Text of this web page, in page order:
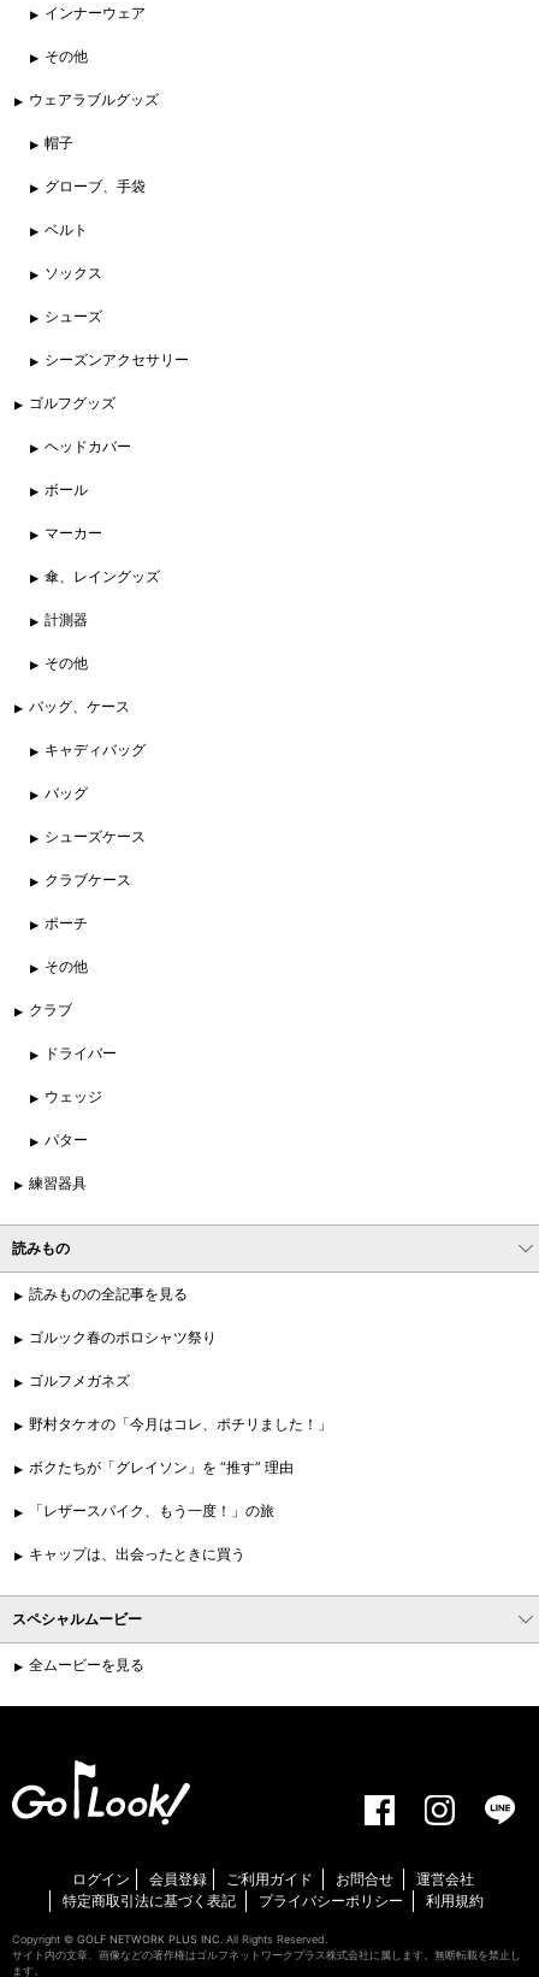
インナーウェア
その他
ウェアラブルグッズ
帽子
グローブ、手袋
ベルト
ソックス
シューズ
シーズンアクセサリー
ゴルフグッズ
ヘッドカバー
ボール
マーカー
傘、レイングッズ
計測器
その他
バッグ、ケース
キャディバッグ
バッグ
シューズケース
クラブケース
ポーチ
その他
クラブ
ドライバー
ウェッジ
パター
練習器具
読みもの
読みものの全記事を見る
ゴルック春のポロシャツ祭り
ゴルフメガネズ
野村タケオの「今月はコレ、ポチリました！」
ボクたちが「グレイソン」を “推す” 理由
「レザースパイク、もう一度！」の旅
キャップは、出会ったときに買う
スペシャルムービー
全ムービーを見る
ログイン 会員登録 ご利用ガイド お問合せ
運営会社
特定商取引法に基づく表記
プライバシーポリシー 利用規約
Copyright © GOLF NETWORK PLUS INC. All Rights Reserved.
サイト内の文章、画像などの著作権はゴルフネットワークプラス株式会社に属します。無断転載を禁止し
ます。